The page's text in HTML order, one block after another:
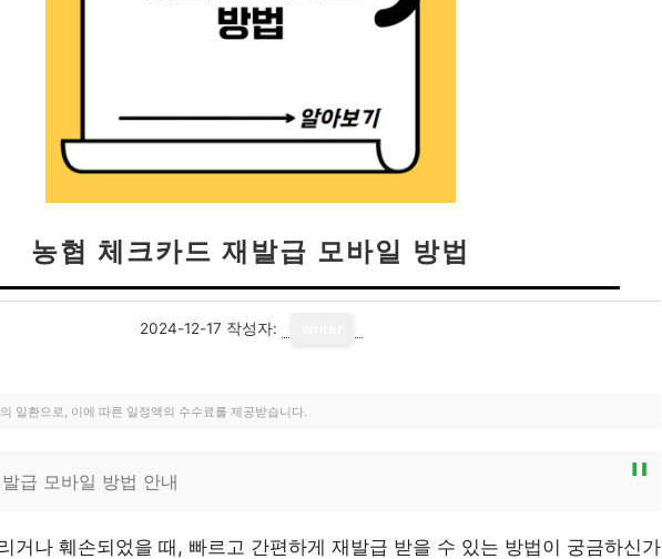
농협 체크카드 재발급 모바일 방법
2024-12-17 작성자:
일환으로, 이에 따른 일정액의 수수료를 제공받습니다.
급 모바일 방법 안내
거나 훼손되었을 때, 빠르고 간편하게 재발급 받을 수 있는 방법이 궁금하신가